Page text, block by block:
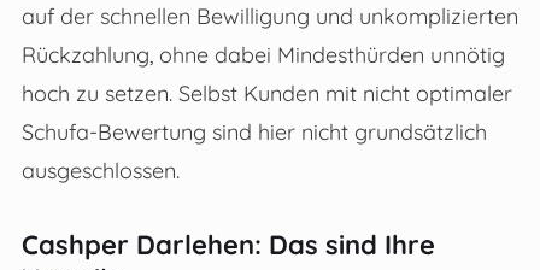
auf der schnellen Bewilligung und unkomplizierten
Rückzahlung, ohne dabei Mindesthürden unnötig
hoch zu setzen. Selbst Kunden mit nicht optimaler
Schufa-Bewertung sind hier nicht grundsätzlich
ausgeschlossen.
Cashper Darlehen: Das sind Ihre